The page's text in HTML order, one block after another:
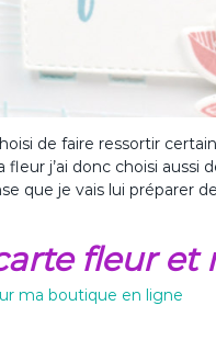
de faire ressortir
j’ai donc choisi
que je vais lui préparer
fleur
ur ma boutique en ligne